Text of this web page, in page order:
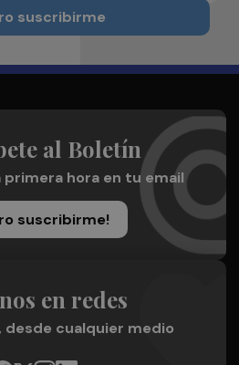
suscribirme
al Boletín
primera hora en tu email
suscribirme!
en redes
desde cualquier medio